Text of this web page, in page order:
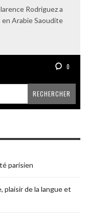
Rodriguez a
Arabie Saoudite
0
parisien
plaisir de la langue et